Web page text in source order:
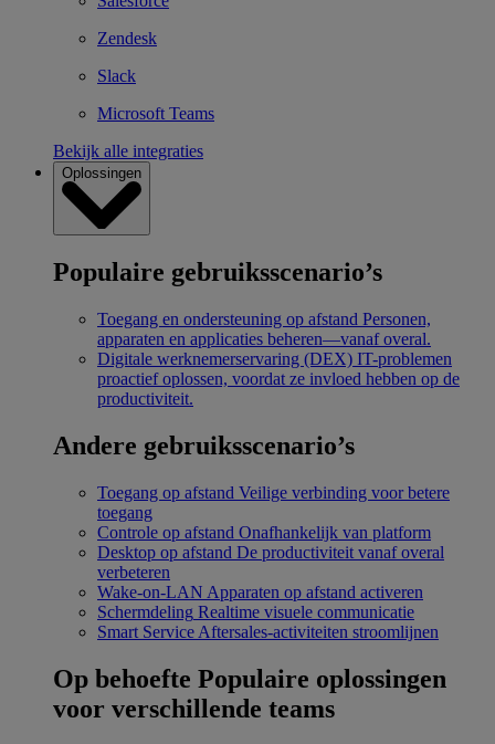
Zendesk
Slack
Microsoft Teams
Bekijk alle integraties
Oplossingen
Populaire gebruiksscenario’s
Toegang en ondersteuning op afstand Personen,
apparaten en applicaties beheren—vanaf overal.
Digitale werknemerservaring (DEX) IT-problemen
proactief oplossen, voordat ze invloed hebben op de
productiviteit.
Andere gebruiksscenario’s
Toegang op afstand Veilige verbinding voor betere
toegang
Controle op afstand Onafhankelijk van platform
Desktop op afstand De productiviteit vanaf overal
verbeteren
Wake-on-LAN Apparaten op afstand activeren
Schermdeling Realtime visuele communicatie
Smart Service Aftersales-activiteiten stroomlijnen
Op behoefte Populaire oplossingen
voor verschillende teams